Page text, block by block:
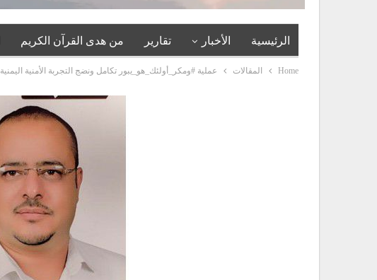
الرئيسية الأخبار تقارير من هدى القرآن الكريم
Home المقالات عملية #ومكر_أولئك_هو_يبور تكامل ونضج التجربة الأمنية اليمنية